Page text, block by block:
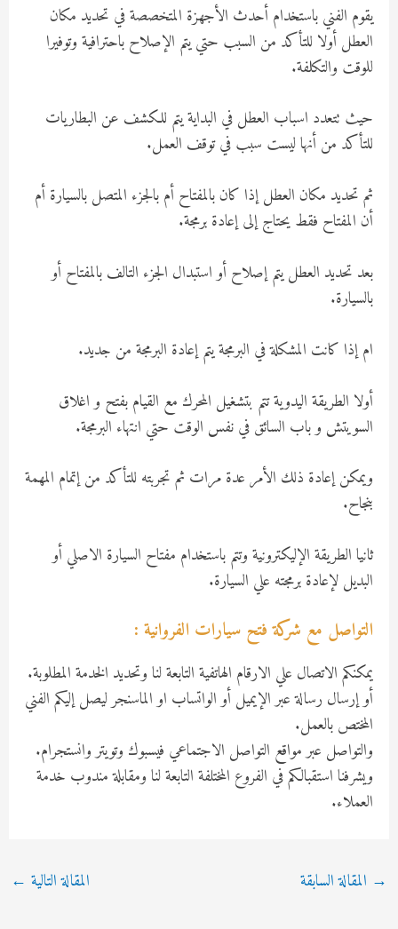
يقوم الفني باستخدام أحدث الأجهزة المتخصصة في تحديد مكان
العطل أولا للتأكد من السبب حتي يتم الإصلاح باحترافية وتوفيرا
للوقت والتكلفة.
حيث تتعدد اسباب العطل في البداية يتم للكشف عن البطاريات
للتأكد من أنها ليست سبب في توقف العمل.
ثم تحديد مكان العطل إذا كان بالمفتاح أم بالجزء المتصل بالسيارة أم
أن المفتاح فقط يحتاج إلى إعادة برمجة.
بعد تحديد العطل يتم إصلاح أو استبدال الجزء التالف بالمفتاح أو
بالسيارة.
ام إذا كانت المشكلة في البرمجة يتم إعادة البرمجة من جديد.
أولا الطريقة اليدوية تتم بتشغيل المحرك مع القيام بفتح و اغلاق
السويتش و باب السائق في نفس الوقت حتي انتهاء البرمجة.
ويمكن إعادة ذلك الأمر عدة مرات ثم تجربته للتأكد من إتمام المهمة
بنجاح.
ثانيا الطريقة الإليكترونية وتتم باستخدام مفتاح السيارة الاصلي أو
البديل لإعادة برمجته علي السيارة.
التواصل مع شركة فتح سيارات الفروانية :
يمكنكم الاتصال علي الارقام الهاتفية التابعة لنا وتحديد الخدمة المطلوبة.
أو إرسال رسالة عبر الإيميل أو الواتساب او الماسنجر ليصل إليكم الفني
المختص بالعمل.
والتواصل عبر مواقع التواصل الاجتماعي فيسبوك وتويتر وانستجرام.
ويشرفنا استقبالكم في الفروع المختلفة التابعة لنا ومقابلة مندوب خدمة
العملاء.
Post
→ المقالة السابقة المقالة التالية ←